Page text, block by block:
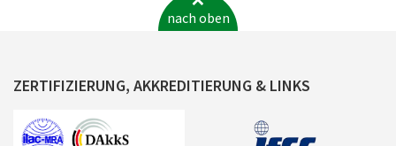
nach oben
ZERTIFIZIERUNG, AKKREDITIERUNG & LINKS